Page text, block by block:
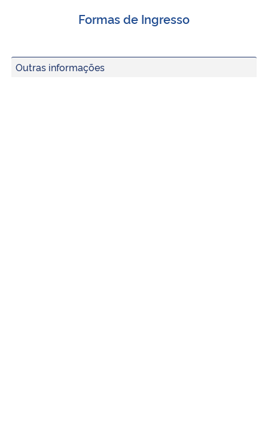
Formas de Ingresso
Outras informações